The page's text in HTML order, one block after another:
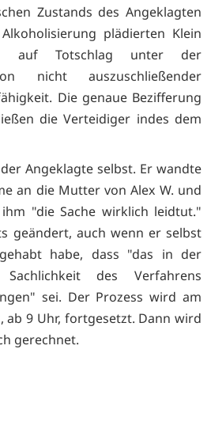
Zustands des Angeklagten
plädierten Klein
auf Totschlag unter der
nicht auszuschließender
Die genaue Bezifferung
die Verteidiger indes dem
Angeklagte selbst. Er wandte
an die Mutter von Alex W. und
"die Sache wirklich leidtut."
geändert, auch wenn er selbst
habe, dass "das in der
des Verfahrens
sei. Der Prozess wird am
ab 9 Uhr, fortgesetzt. Dann wird
gerechnet.